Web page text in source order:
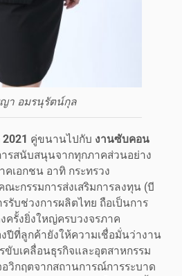
า อมรนุรัตน์กุล
คู่ขนานไปกับ งานซับคอน
รสนับสนุนจากทุกภาคส่วนอย่าง
คเอกชน อาทิ กระทรวง
ะกรรมการส่งเสริมการลงทุน (บี
รับช่วงการผลิตไทย ถือเป็นการ
ครั้งยิ่งใหญ่ครบวงจรภาค
ปีที่ลูกค้ายังให้ความเชื่อมั่นว่างาน
ขับเคลื่อนธุรกิจและอุตสาหกรรม
อวิกฤตจากสถานการณ์การระบาด